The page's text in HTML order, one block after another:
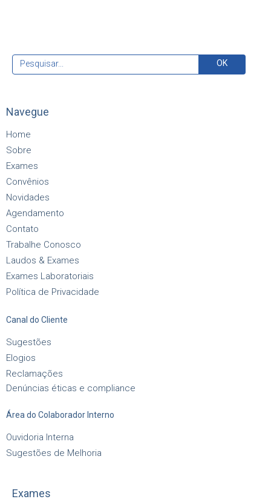
Navegue
Home
Sobre
Exames
Convênios
Novidades
Agendamento
Contato
Trabalhe Conosco
Laudos & Exames
Exames Laboratoriais
Política de Privacidade
Canal do Cliente
Sugestões
Elogios
Reclamações
Denúncias éticas e compliance
Área do Colaborador Interno
Ouvidoria Interna
Sugestões de Melhoria
Exames